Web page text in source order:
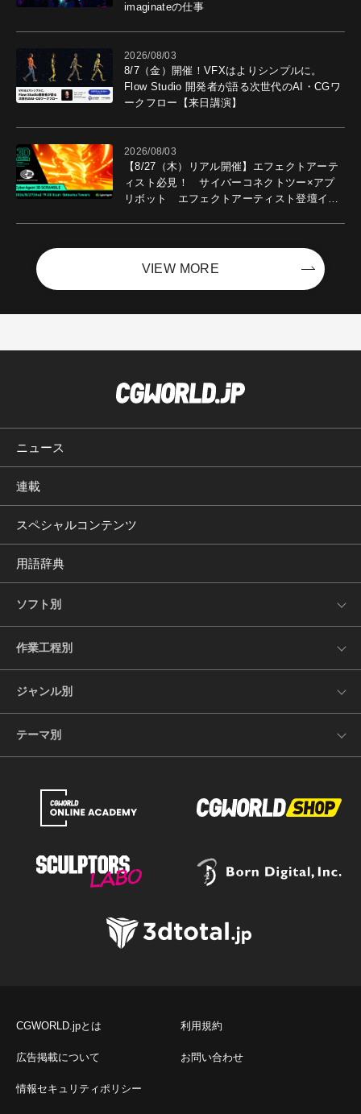
imaginateの仕事
2026/08/03
8/7（金）開催！VFXはよりシンプルに。
Flow Studio 開発者が語る次世代のAI・CGワ
ークフロー【来日講演】
2026/08/03
【8/27（木）リアル開催】エフェクトアーテ
ィスト必見！ サイバーコネクトツー×アプ
リボット エフェクトアーティスト登壇イベ
VIEW MORE
ニュース
連載
スペシャルコンテンツ
用語辞典
ソフト別
作業工程別
ジャンル別
テーマ別
CGWORLD.jpとは 利用規約
広告掲載について お問い合わせ
情報セキュリティポリシー